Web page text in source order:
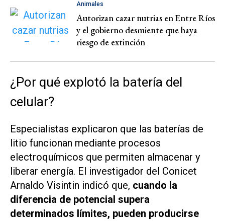
Animales
Autorizan cazar nutrias en Entre Ríos
y el gobierno desmiente que haya
riesgo de extinción
¿Por qué explotó la batería del
celular?
Especialistas explicaron que las baterías de
litio funcionan mediante procesos
electroquímicos que permiten almacenar y
liberar energía. El investigador del Conicet
Arnaldo Visintin indicó que, cuando la
diferencia de potencial supera
determinados límites, pueden producirse